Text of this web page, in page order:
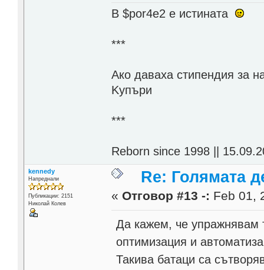
В $por4e2 e истината
***
Aко даваха стипендия за
Kупъри
***
Reborn since 1998 ||
kennedy
Напреднали
Публикации: 2151
Николай Колев
Re: Голямата
« Отговор #13 -: Feb 01,
Да кажем, че упражнявам
оптимизация и
Такива батаци са